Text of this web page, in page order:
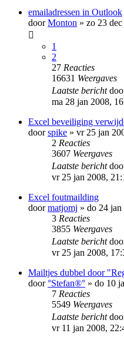
emailadressen in Outlook
doorMonton » zo 23
1
2
27 Reacties
16631 Weergaves
Laatste bericht
ma 28 jan 2008,
Excel beveiliging
doorspike » vr 25 jan
2 Reacties
3607 Weergaves
Laatste bericht
vr 25 jan 2008,
Excel foutmailding
doormatjomj » do 24 jan
3 Reacties
3855 Weergaves
Laatste bericht
vr 25 jan 2008,
Mailtjes dubbel door
door°Stefan®° » do 10
7 Reacties
5549 Weergaves
Laatste bericht
vr 11 jan 2008,